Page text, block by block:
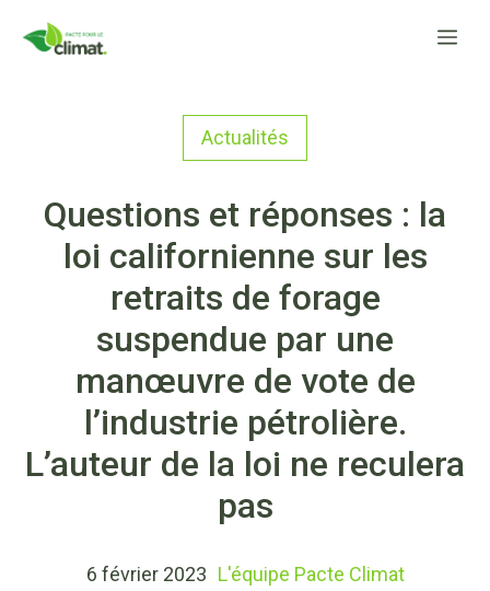
Actualités
Questions et réponses : la
loi californienne sur les
retraits de forage
suspendue par une
manœuvre de vote de
l’industrie pétrolière.
L’auteur de la loi ne reculera
pas
6 février 2023 L'équipe Pacte Climat